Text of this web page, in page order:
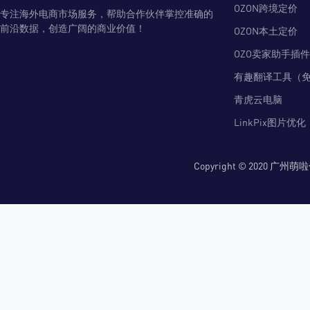
专注海外电商市场服务，帮助合作伙伴掌控准确的
前沿数据，创造广阔的商业价值！
OZON跨境定价
OZON本土定价
OZO卖家助手插件
有趣翻译工具（
青虎云电脑
LinkPix图片优化
Copyright © 2020 广州萌